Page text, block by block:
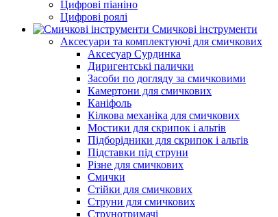
Цифрові піаніно
Цифрові роялі
Смичкові інструменти
Аксесуари та комплектуючі для смичкових
Аксесуар Сурдинка
Диригентські палички
Засоби по догляду за смичковими
Камертони для смичкових
Каніфоль
Кілкова механіка для смичкових
Мостики для скрипок і альтів
Підборiдники для скрипок і альтів
Підставки під струни
Різне для смичкових
Смички
Стійки для смичкових
Струни для смичкових
Струнотримачі